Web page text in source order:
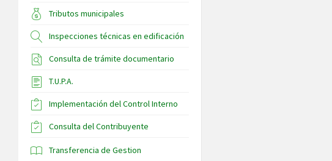
Tributos municipales
Inspecciones técnicas en edificación
Consulta de trámite documentario
T.U.P.A.
Implementación del Control Interno
Consulta del Contribuyente
Transferencia de Gestion